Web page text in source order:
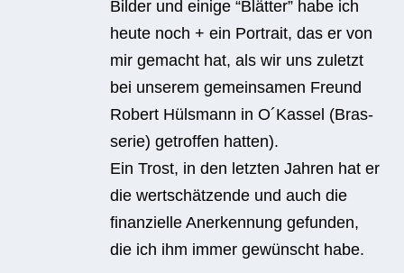
Bil­der und einige “Blät­ter” habe ich
heute noch + ein Por­trait, das er von
mir gemacht hat, als wir uns zuletzt
bei unse­rem gemein­sa­men Freund
Robert Hüls­mann in O´Kassel (Bras­
se­rie) getrof­fen hatten).
Ein Trost, in den letz­ten Jah­ren hat er
die wert­schät­zende und auch die
finan­zi­elle Aner­ken­nung gefun­den,
die ich ihm immer gewünscht habe.